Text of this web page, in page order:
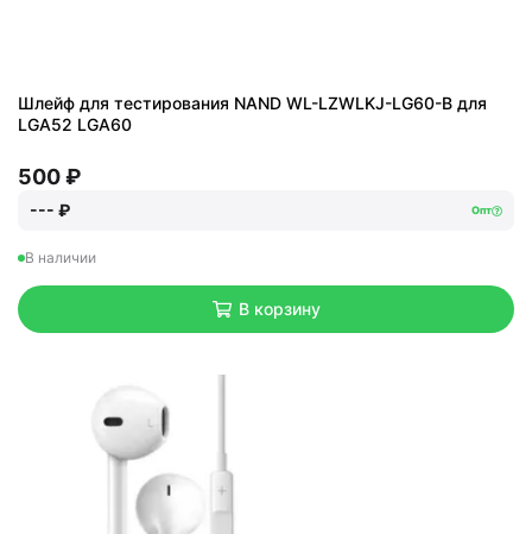
Шлейф для тестирования NAND WL-LZWLKJ-LG60-B для
LGA52 LGA60
500 ₽
--- ₽ Опт
В наличии
В корзину